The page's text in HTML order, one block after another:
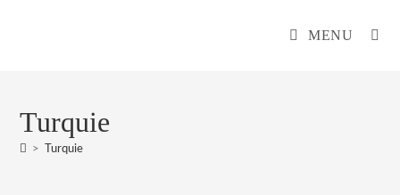
MENU
Turquie
> Turquie